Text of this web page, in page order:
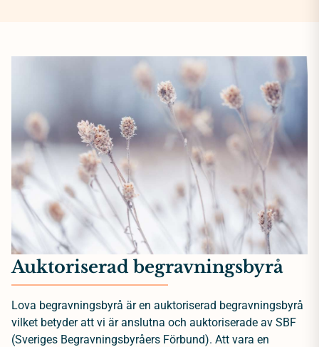
Auktoriserad begravningsbyrå
Lova begravningsbyrå är en auktoriserad begravningsbyrå
vilket betyder att vi är anslutna och auktoriserade av SBF
(Sveriges Begravningsbyråers Förbund). Att vara en